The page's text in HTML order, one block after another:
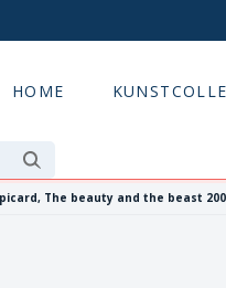
HOME
The beauty and the beast